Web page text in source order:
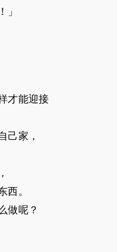
才能迎接
己家，
。
做呢？